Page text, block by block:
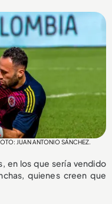
JUAN ANTONIO SÁNCHEZ.
en los que sería vendido
quienes creen que